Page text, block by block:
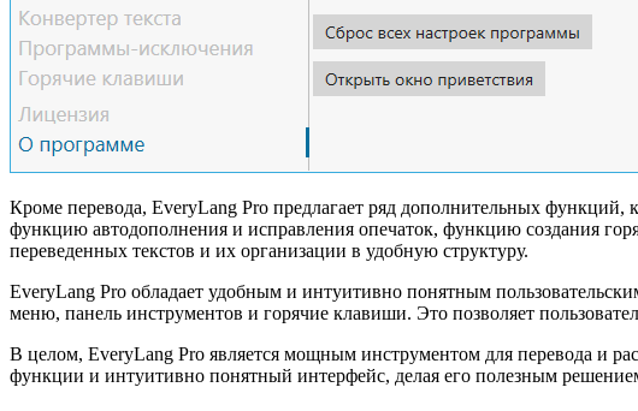
Кроме перевода, EveryLang Pro предлагает ряд дополнительных
функцию автодополнения и исправления опечаток, функцию создания
переведенных текстов и их организации в удобную структуру.
EveryLang Pro обладает удобным и интуитивно понятным
меню, панель инструментов и горячие клавиши. Это позволяет
В целом, EveryLang Pro является мощным инструментом для перевода и
функции и интуитивно понятный интерфейс, делая его полезным